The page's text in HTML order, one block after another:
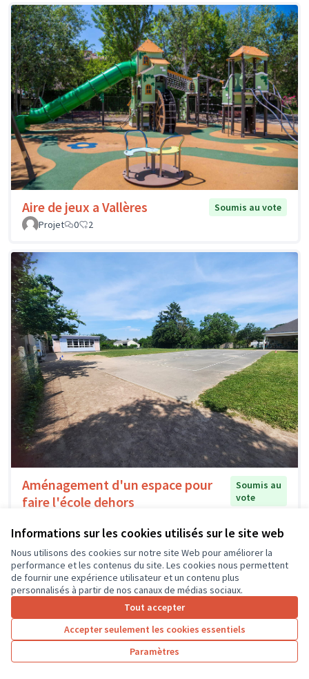
Informations sur les cookies utilisés sur le site web
Nous utilisons des cookies sur notre site Web pour améliorer la
performance et les contenus du site. Les cookies nous permettent
de fournir une expérience utilisateur et un contenu plus
personnalisés à partir de nos canaux de médias sociaux.
Tout accepter
Accepter seulement les cookies essentiels
Paramètres
Aire de jeux a Vallères
Soumis au vote
Projet
0 2
Aménagement d'un espace pour
faire l'école dehors
Soumis au
vote